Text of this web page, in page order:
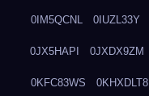
0IM5QCNL 0IUZL33Y
0JX5HAPI 0JXDX9ZM
0KFC83WS 0KHXDLT8